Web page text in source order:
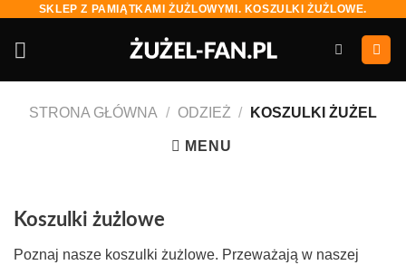
content
SKLEP Z PAMIĄTKAMI ŻUŻLOWYMI. KOSZULKI ŻUŻLOWE.
STRONA GŁÓWNA / ODZIEŻ / KOSZULKI ŻUŻEL
MENU
Koszulki żużlowe
Poznaj nasze koszulki żużlowe. Przeważają w naszej